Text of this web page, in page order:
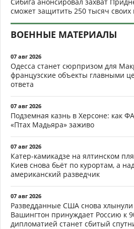
сможет защитить 250 тысяч своих
ВОЕННЫЕ МАТЕРИАЛЫ
07 авг 2026
Одесса станет сюрпризом для
французские объекты главными
ответа
07 авг 2026
Подземная казнь в Херсоне: как
«Птах Мадьяра» заживо
07 авг 2026
Катер-камикадзе на ялтинском
Киев снова бьёт по курортам, а
американский разведчик
07 авг 2026
Разведданные США снова
Вашингтон принуждает Россию к
дипломатией станет сбитый